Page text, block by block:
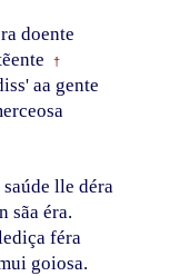
doente
†
aa gente
lle déra
sãa éra.
féra
goiosa.